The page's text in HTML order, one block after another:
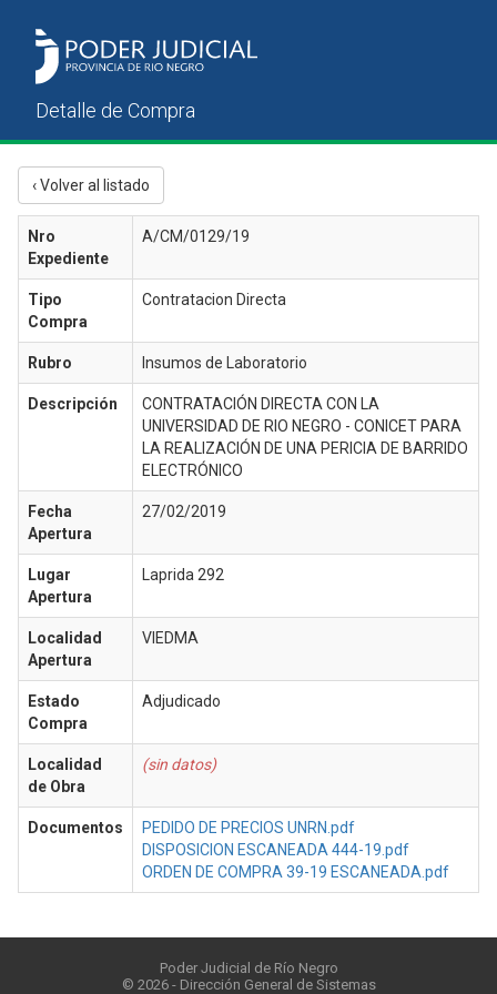
‹ Volver al listado
Nro
Expediente
A/CM/0129/19
Tipo
Compra
Contratacion Directa
Rubro Insumos de Laboratorio
Descripción
CONTRATACIÓN DIRECTA CON LA
UNIVERSIDAD DE RIO NEGRO - CONICET PARA
LA REALIZACIÓN DE UNA PERICIA DE BARRIDO
ELECTRÓNICO
Fecha
Apertura
27/02/2019
Lugar
Apertura
Laprida 292
Localidad
Apertura
VIEDMA
Estado
Compra
Adjudicado
Localidad
de Obra
(sin datos)
Documentos
PEDIDO DE PRECIOS UNRN.pdf
DISPOSICION ESCANEADA 444-19.pdf
ORDEN DE COMPRA 39-19 ESCANEADA.pdf